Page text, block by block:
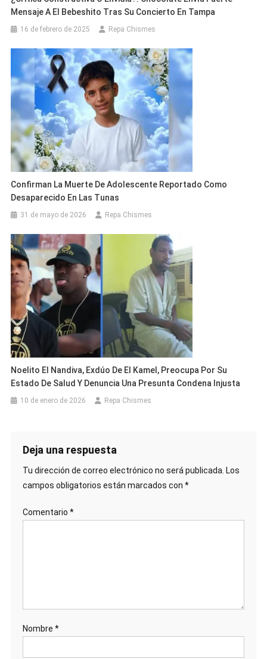
Mensaje A El Bebeshito Tras Su Concierto En Tampa
16 de febrero de 2025 Repa Chismes
Confirman La Muerte De Adolescente Reportado Como
Desaparecido En Las Tunas
31 de mayo de 2026 Repa Chismes
Noelito El Nandiva, Exdúo De El Kamel, Preocupa Por Su
Estado De Salud Y Denuncia Una Presunta Condena Injusta
10 de enero de 2026 Repa Chismes
Deja una respuesta
Tu dirección de correo electrónico no será publicada. Los
campos obligatorios están marcados con *
Comentario *
Nombre *